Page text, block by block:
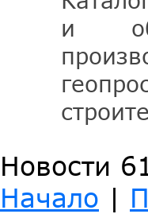
и
Новости
Начало |